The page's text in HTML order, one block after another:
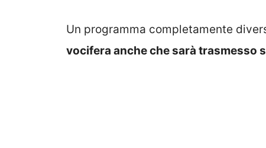
Un programma completamente
vocifera anche che sarà trasmesso